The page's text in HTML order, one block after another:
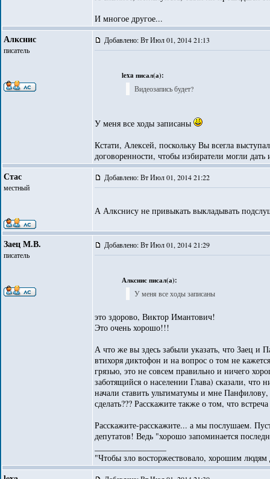
И многое другое...
Алкснис
писатель
Добавлено: Вт Июл 01, 2014 21:13
lexa писал(а):
Видеозапись будет?
У меня все ходы записаны
Кстати, Алексей, поскольку Вы всегла
договоренности, чтобы избиратели могли дать
Стас
местный
Добавлено: Вт Июл 01, 2014 21:22
А Алкснису не привыкать выкладывать
Заец М.В.
писатель
Добавлено: Вт Июл 01, 2014 21:29
Алкснис писал(а):
У меня все ходы записаны
это здорово, Виктор Имантович!
Это очень хорошо!!!
А что же вы здесь забыли указать, что Заец и
втихоря диктофон и на вопрос о том не
грязью, это не совсем правильно и ничего
заботящийся о населении Глава) сказали,
начали ставить ультиматумы и мне
сделать??? Расскажите также о том, что
Расскажите-расскажите... а мы послушаем.
депутатов! Ведь "хорошо запоминается
"Чтобы зло восторжествовало, хорошим людям